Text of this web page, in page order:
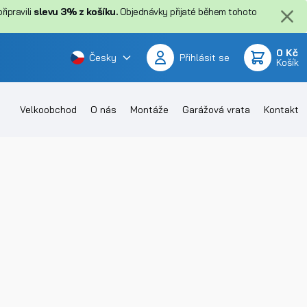
slevu 3% z košíku.Objednávky přijaté během tohoto
Česky Přihlásit se 0 Kč
Košík
Velkoobchod O nás Montáže Garážová vrata Kontakt